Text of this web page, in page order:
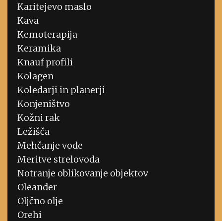
Karitejevo maslo
Kava
Kemoterapija
Keramika
Knauf profili
Kolagen
Koledarji in planerji
Konjeništvo
Kožni rak
Ležišča
Mehčanje vode
Meritve strelovoda
Notranje oblikovanje objektov
Oleander
Oljčno olje
Orehi